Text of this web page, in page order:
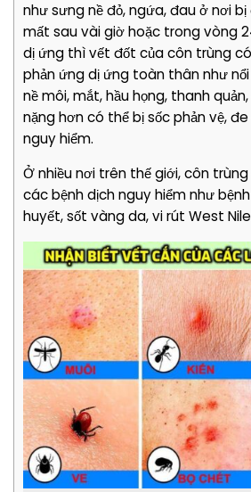
như sưng nề đỏ, ngứa, đau ở nơi
mất sau vài giờ hoặc trong vòng
dị ứng thì vết đốt của côn trùng
phản ứng dị ứng toàn thân như
nề môi, mắt, hầu họng, thanh
nặng hơn có thể bị sốc phản vệ,
nguy hiểm.
Ở nhiều nơi trên thế giới, côn
các bệnh dịch nguy hiểm như
huyết, sốt vàng da, vi rút West